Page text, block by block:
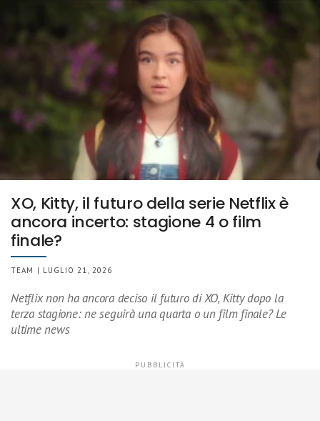
XO, Kitty, il futuro della serie Netflix è
ancora incerto: stagione 4 o film
finale?
TEAM | LUGLIO 21, 2026
Netflix non ha ancora deciso il futuro di XO, Kitty dopo la
terza stagione: ne seguirà una quarta o un film finale? Le
ultime news